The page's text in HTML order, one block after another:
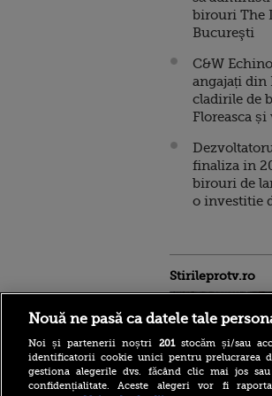
birouri The
Bucureşti
C&W
angajați din
cladirile de
Floreasca
finaliza in
birouri de
o investitie
Stirileprotv.ro
Nouă ne pasă ca datele tale
Noi și partenerii noștri 201stocăm și/sau
identificatorii cookie unici pentru prelucrarea
gestiona alegerile dvs. făcând clic mai jos
confidențialitate. Aceste alegeri vor fi